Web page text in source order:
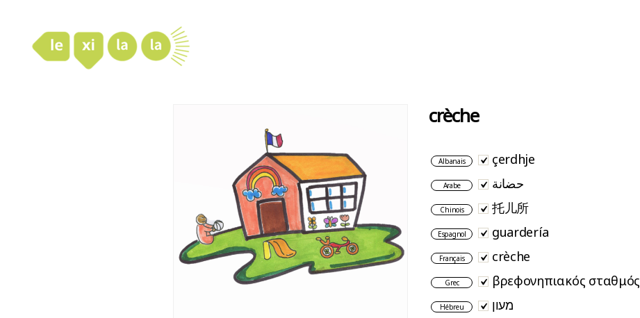
crèche
Albanais çerdhje
Arabe حضانة
Chinois 托儿所
Espagnol guardería
Français crèche
Grec βρεφονηπιακός σταθμός
Hébreu מעון